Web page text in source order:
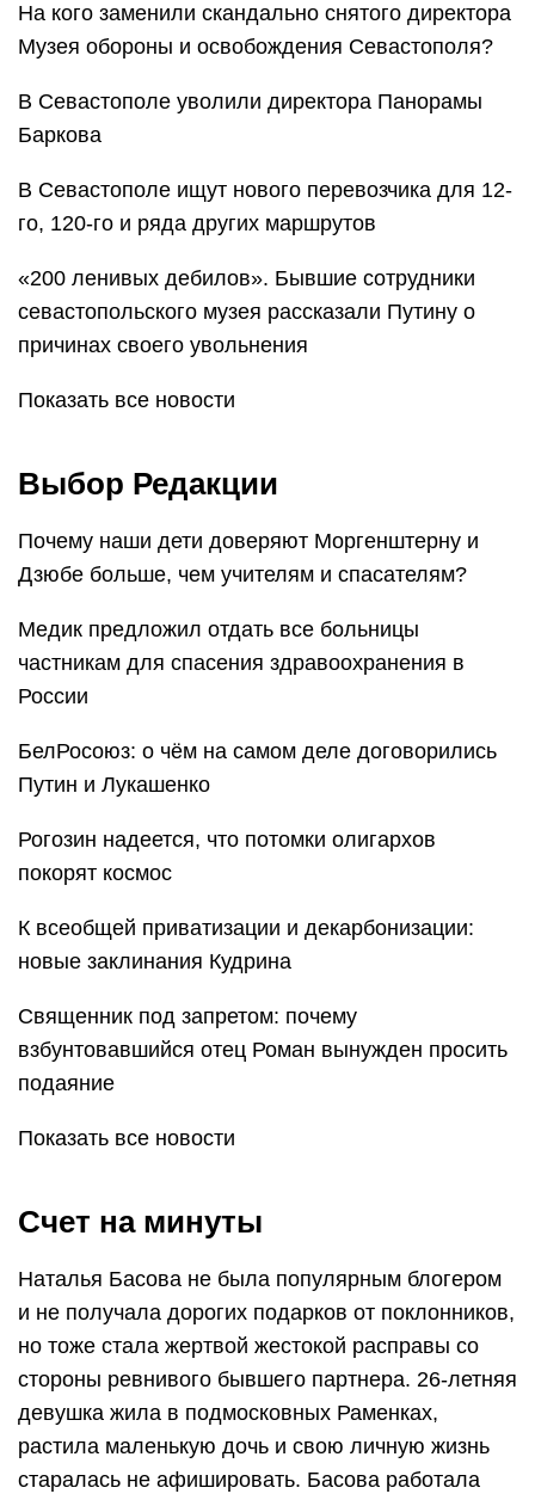
На кого заменили скандально снятого директора
Музея обороны и освобождения Севастополя?
В Севастополе уволили директора Панорамы
Баркова
В Севастополе ищут нового перевозчика для 12-
го, 120-го и ряда других маршрутов
«200 ленивых дебилов». Бывшие сотрудники
севастопольского музея рассказали Путину о
причинах своего увольнения
Показать все новости
Выбор Редакции
Почему наши дети доверяют Моргенштерну и
Дзюбе больше, чем учителям и спасателям?
Медик предложил отдать все больницы
частникам для спасения здравоохранения в
России
БелРосоюз: о чём на самом деле договорились
Путин и Лукашенко
Рогозин надеется, что потомки олигархов
покорят космос
К всеобщей приватизации и декарбонизации:
новые заклинания Кудрина
Священник под запретом: почему
взбунтовавшийся отец Роман вынужден просить
подаяние
Показать все новости
Счет на минуты
Наталья Басова не была популярным блогером
и не получала дорогих подарков от поклонников,
но тоже стала жертвой жестокой расправы со
стороны ревнивого бывшего партнера. 26-летняя
девушка жила в подмосковных Раменках,
растила маленькую дочь и свою личную жизнь
старалась не афишировать. Басова работала